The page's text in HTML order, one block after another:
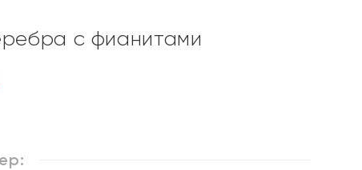
с фианитами